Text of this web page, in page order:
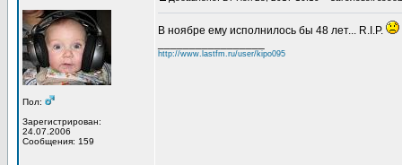
Пол:
Зарегистрирован:
24.07.2006
Сообщения: 159
В ноябре ему исполнилось бы 48 лет... R.I.P.
http://www.lastfm.ru/user/kipo095